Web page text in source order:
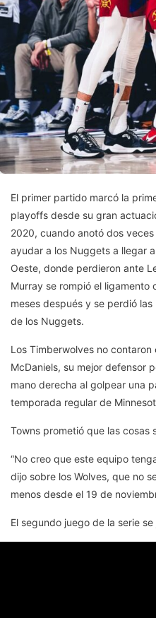
El primer partido marcó la
playoffs desde su gran
2020, cuando anotó dos
ayudar a los Nuggets a llegar
Oeste, donde perdieron ante
Murray se rompió el
meses después y se perdió
de los Nuggets.
Los Timberwolves no
McDaniels, su mejor defensor
mano derecha al golpear una
temporada regular de
Towns prometió que las cosas
“No creo que este equipo
dijo sobre los Wolves, que no
menos desde el 19 de
El segundo juego de la serie